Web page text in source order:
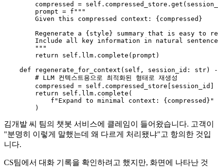
        compressed =
self
        prompt =
f"""
        Given this compressed context:
{compressed}
        Regenerate a
{style} summary that is easy to
Include all key information in natural
        """
return
self .llm.complete(prompt)
def
regenerate_for_context ( self, session_id: str)
# LLM 컨텍스트용으로 최적화된 형태로 재생성
        compressed =
self .compressed_store[session_id]
return
self .llm.complete(
f"Expand to minimal context: {compressed} "
김개발 씨 팀의 챗봇 서비스에 클레임이 들어왔습니다. 고객이
"분명히 이렇게 말했는데 왜 다르게 처리됐냐"고 항의한 것입
니다.
CS팀에서 대화 기록을 확인하려고 했지만, 화면에 나타난 것